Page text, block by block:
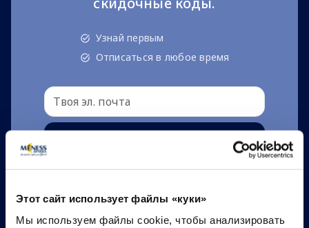
Этот сайт использует файлы «куки»
Мы используем файлы cookie, чтобы анализировать
Узнай первым
Отписаться в любое время
политикой конфиденциальности
условиями*